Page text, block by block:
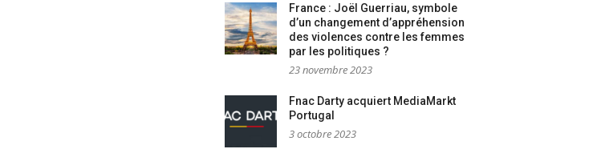
France : Joël Guerriau, symbole
d’un changement d’appréhension
des violences contre les femmes
par les politiques ?
23 novembre 2023
Fnac Darty acquiert MediaMarkt
Portugal
3 octobre 2023